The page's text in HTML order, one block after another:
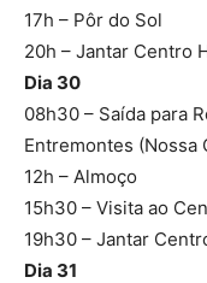
17h – Pôr do Sol
20h – Jantar Centro
Dia 30
08h30 – Saída para
Entremontes (Nossa
12h – Almoço
15h30 – Visita ao
19h30 – Jantar
Dia 31